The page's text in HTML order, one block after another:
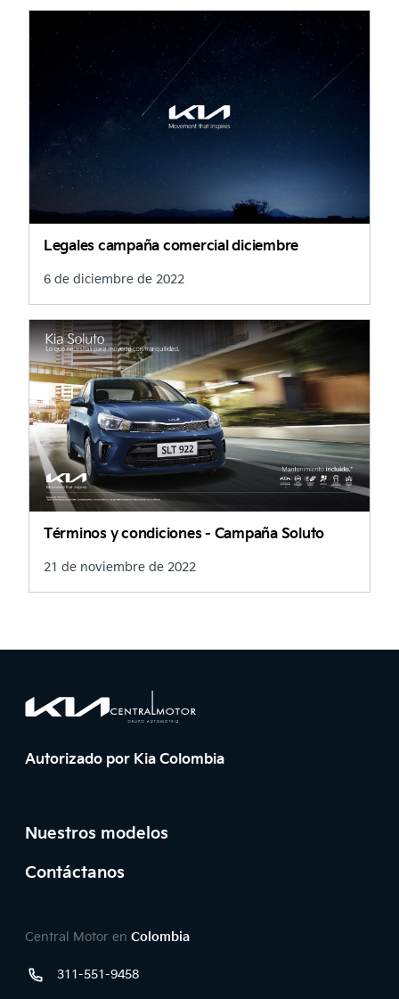
Legales campaña comercial diciembre
6 de diciembre de 2022
Términos y condiciones - Campaña Soluto
21 de noviembre de 2022
Página principal de Central Motor
Autorizado por Kia Colombia
Pie de página
Nuestros modelos
Contáctanos
Teléfonos y redes sociales
Central Motor en Colombia
Línea
311-551-9458